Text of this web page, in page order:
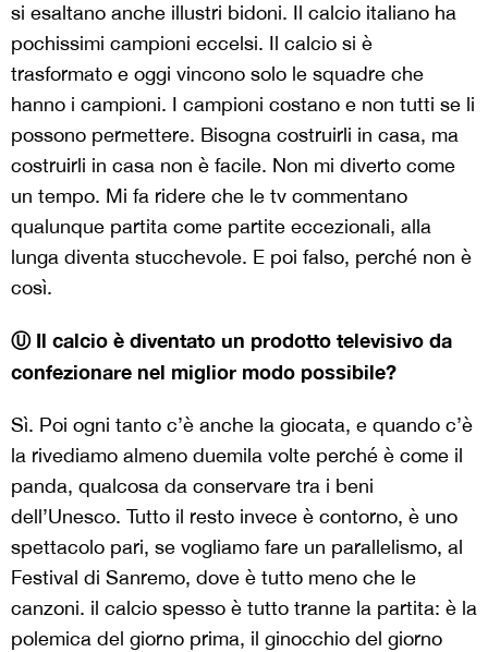
si esaltano anche illustri bidoni. Il calcio italiano ha
pochissimi campioni eccelsi. Il calcio si è
trasformato e oggi vincono solo le squadre che
hanno i campioni. I campioni costano e non tutti se li
possono permettere. Bisogna costruirli in casa, ma
costruirli in casa non è facile. Non mi diverto come
un tempo. Mi fa ridere che le tv commentano
qualunque partita come partite eccezionali, alla
lunga diventa stucchevole. E poi falso, perché non è
così.
Ⓤ Il calcio è diventato un prodotto televisivo da
confezionare nel miglior modo possibile?
Sì. Poi ogni tanto c’è anche la giocata, e quando c’è
la rivediamo almeno duemila volte perché è come il
panda, qualcosa da conservare tra i beni
dell’Unesco. Tutto il resto invece è contorno, è uno
spettacolo pari, se vogliamo fare un parallelismo, al
Festival di Sanremo, dove è tutto meno che le
canzoni. il calcio spesso è tutto tranne la partita: è la
polemica del giorno prima, il ginocchio del giorno